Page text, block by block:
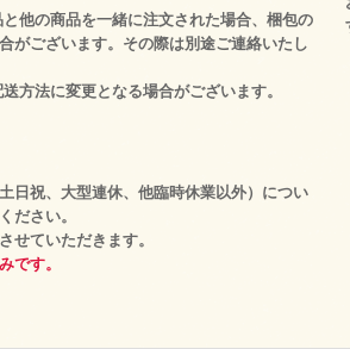
他の商品を一緒に注文された場合、梱包の
がございます。その際は別途ご連絡いたし
方法に変更となる場合がございます。
日祝、大型連休、他臨時休業以外）につい
ださい。
せていただきます。
です。